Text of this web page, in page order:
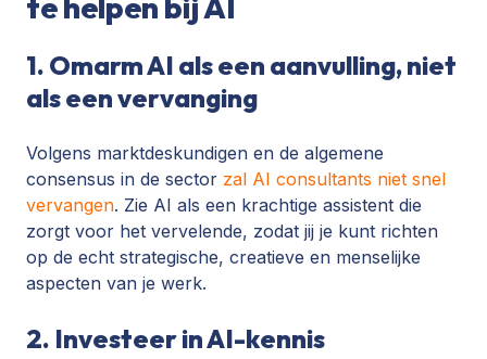
1. Omarm AI als een aanvulling, niet
als een vervanging
Volgens marktdeskundigen en de algemene
consensus in de sector zal AI consultants niet snel
vervangen. Zie AI als een krachtige assistent die
zorgt voor het vervelende, zodat jij je kunt richten
op de echt strategische, creatieve en menselijke
aspecten van je werk.
2. Investeer in AI-kennis